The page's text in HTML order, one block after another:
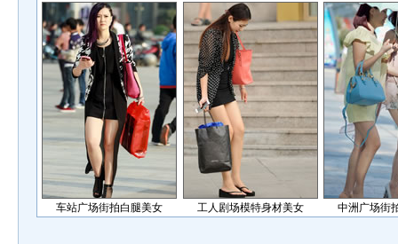
车站广场街拍白腿美女 工人剧场模特身材美女 中洲广场街